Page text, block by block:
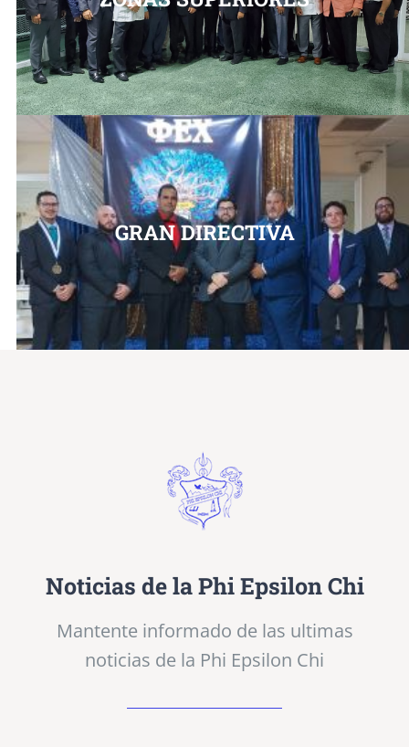
GRAN DIRECTIVA
Noticias de la Phi Epsilon Chi
Mantente informado de las ultimas
noticias de la Phi Epsilon Chi